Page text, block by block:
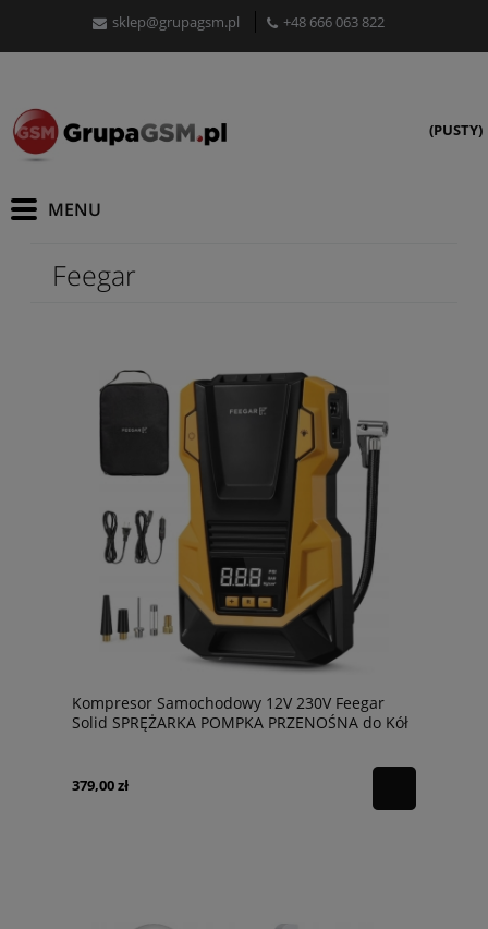
sklep@grupagsm.pl +48 666 063 822
(PUSTY)
Feegar
Kompresor Samochodowy 12V 230V Feegar
Solid SPRĘŻARKA POMPKA PRZENOŚNA do Kół
379,00 zł